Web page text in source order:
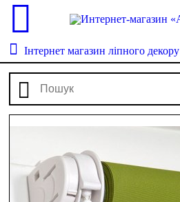
Інтернет магазин ліпного декору